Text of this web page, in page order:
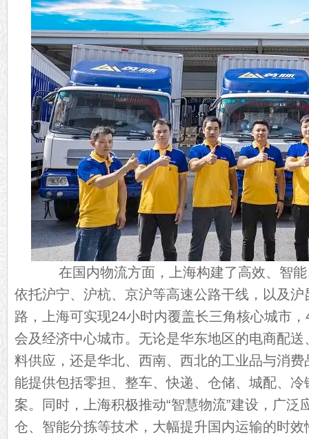
在国内物流方面，上海构建了高效、智能
依托沪宁、沪杭、京沪等高速公路干线，以及
路，上海可实现24小时内覆盖长三角核心城市
会及经济中心城市。无论是华东地区的电商配
料供应，还是华北、西南、西北的工业品与消
能提供包括零担、整车、快递、仓储、城配、
案。同时，上海积极推动“智慧物流”建设，广泛
仓、智能分拣等技术，大幅提升国内运输的时效